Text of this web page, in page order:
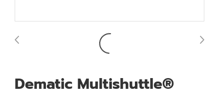
Dematic Multishuttle®